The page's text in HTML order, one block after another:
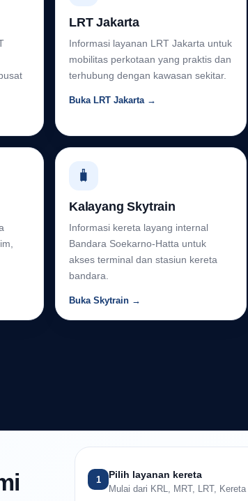
LRT Jakarta
Informasi layanan LRT Jakarta untuk
mobilitas perkotaan yang praktis dan
terhubung dengan kawasan sekitar.
Buka LRT Jakarta →
🧳
Kalayang Skytrain
Informasi kereta layang internal
Bandara Soekarno-Hatta untuk
akses terminal dan stasiun kereta
bandara.
Buka Skytrain →
1 Pilih layanan kereta
Mulai dari KRL, MRT, LRT,